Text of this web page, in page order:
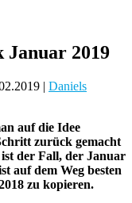
2019
| Daniels
auf die Idee
zurück gemacht
der Fall, der Januar
auf dem Weg besten
zu kopieren.